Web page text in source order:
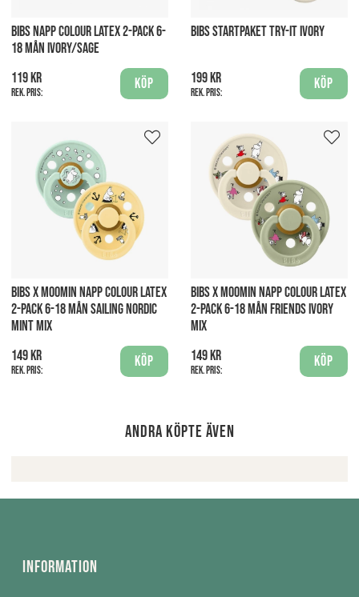
BIBS NAPP COLOUR LATEX 2-PACK 6-
18 MÅN IVORY/SAGE
119 kr
Rek. pris:
Köp
BIBS STARTPAKET TRY-IT IVORY
199 kr
Rek. pris:
Köp
BIBS X MOOMIN NAPP COLOUR LATEX
2-PACK 6-18 MÅN SAILING NORDIC
MINT MIX
149 kr
Rek. pris:
Köp
BIBS X MOOMIN NAPP COLOUR LATEX
2-PACK 6-18 MÅN FRIENDS IVORY
MIX
149 kr
Rek. pris:
Köp
Andra köpte även
Information